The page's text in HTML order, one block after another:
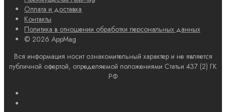
Оплата и доставка
Контакты
Политика в отношении обработки персональных данных
© 2026 AppMag
Вся информация носит ознакомительный характер и не является
публичной офертой, определяемой положениями Статьи 437 (2) ГК
РФ